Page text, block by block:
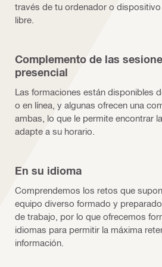
través de tu ordenador o
libre.
Complemento de las
presencial
Las formaciones están disponibles
o en línea, y algunas ofrecen una
ambas, lo que le permite encontrar
adapte a su horario.
En su idioma
Comprendemos los retos que
equipo diverso formado y
de trabajo, por lo que ofrecemos
idiomas para permitir la máxima
información.